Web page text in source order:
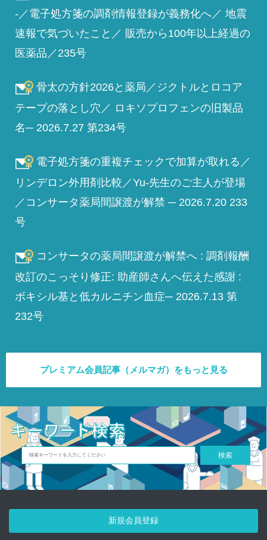
-／電子処方箋の調剤情報登録が義務化へ／ 地震
速報で気づいたこと／ 販売から100年以上経過の
医薬品／235号
骨太の方針2026と薬局／ジクトルとロコア
テープの落とし穴／ ロキソプロフェンの旧製品
名─ 2026.7.27 第234号
電子処方箋の重複チェックで加算が取れる／
リンデロン外用剤比較／Yu-先生のご主人が登場
／コンサータ薬局間譲渡が解禁 ─ 2026.7.20 233
号
コンサータの薬局間譲渡が解禁へ : 調剤報酬
改訂のこっそり修正: 助産師さんへ伝えた感謝 :
ボキシル基と低カルニチン血症─ 2026.7.13 第
232号
プレミアム会員記事（メルマガ）をもっと見る
検索
新規会員登録